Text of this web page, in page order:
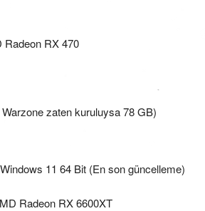
Radeon RX 470
zaten kuruluysa 78 GB)
11 64 Bit (En son güncelleme)
Radeon RX 6600XT